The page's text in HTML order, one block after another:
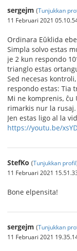
sergejm (Tunjukkan
11 Februari 2021
Ordinara Eŭklida
Simpla solvo estas
je 2 kun respondo
trianglo estas
Sed necesas
respondo estas: Tia
Mi ne komprenis,
rimarkis nur la rusaj.
Jen estas ligo al la
https://youtu.be/
StefKo (Tunjukkan profil
11 Februari 2021
Bone elpensita!
sergejm (Tunjukkan
11 Februari 2021